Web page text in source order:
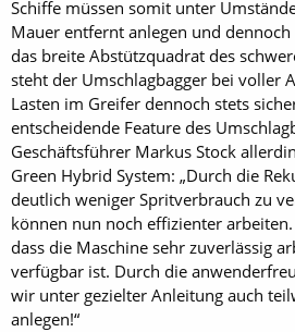
Schiffe müssen somit unter
Mauer entfernt anlegen und
das breite Abstützquadrat des
steht der Umschlagbagger bei voller
Lasten im Greifer dennoch stets
entscheidende Feature des
Geschäftsführer Markus Stock
Green Hybrid System: „Durch die
deutlich weniger Spritverbrauch zu
können nun noch effizienter
dass die Maschine sehr zuverlässig
verfügbar ist. Durch die
wir unter gezielter Anleitung auch
anlegen!“